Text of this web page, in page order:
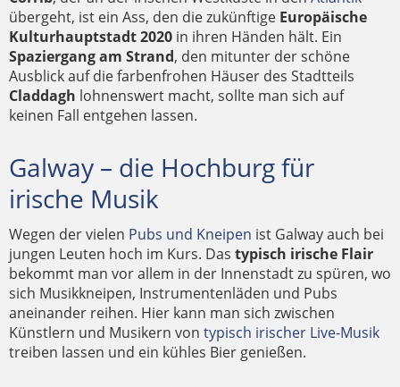
übergeht, ist ein Ass, den die zukünftige Europäische
Kulturhauptstadt 2020 in ihren Händen hält. Ein
Spaziergang am Strand, den mitunter der schöne
Ausblick auf die farbenfrohen Häuser des Stadtteils
Claddagh lohnenswert macht, sollte man sich auf
keinen Fall entgehen lassen.
Galway – die Hochburg für
irische Musik
Wegen der vielen Pubs und Kneipen ist Galway auch bei
jungen Leuten hoch im Kurs. Das typisch irische Flair
bekommt man vor allem in der Innenstadt zu spüren, wo
sich Musikkneipen, Instrumentenläden und Pubs
aneinander reihen. Hier kann man sich zwischen
Künstlern und Musikern von typisch irischer Live-Musik
treiben lassen und ein kühles Bier genießen.